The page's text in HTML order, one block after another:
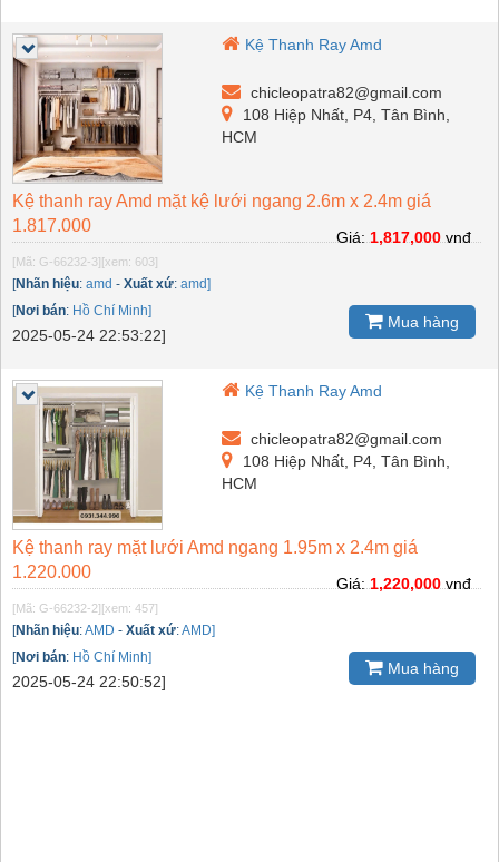
Kệ Thanh Ray Amd
chicleopatra82@gmail.com
108 Hiệp Nhất, P4, Tân Bình,
HCM
Kệ thanh ray Amd mặt kệ lưới ngang 2.6m x 2.4m giá
1.817.000
[Mã: G-66232-3] [xem: 603]
[Nhãn hiệu: amd - Xuất xứ: amd]
[Nơi bán: Hồ Chí Minh]
2025-05-24 22:53:22]
Giá:1,817,000vnđ
Mua hàng
Kệ Thanh Ray Amd
chicleopatra82@gmail.com
108 Hiệp Nhất, P4, Tân Bình,
HCM
Kệ thanh ray mặt lưới Amd ngang 1.95m x 2.4m giá
1.220.000
[Mã: G-66232-2] [xem: 457]
[Nhãn hiệu:AMD - Xuất xứ:AMD]
[Nơi bán: Hồ Chí Minh]
2025-05-24 22:50:52]
Giá:1,220,000vnđ
Mua hàng